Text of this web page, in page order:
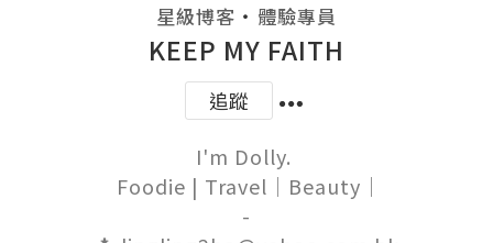
星級博客 ・ 體驗專員
KEEP MY FAITH
追蹤
I'm Dolly.
-